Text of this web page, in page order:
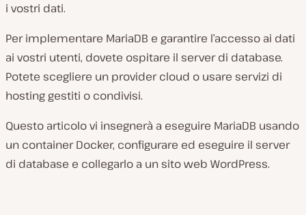
i vostri dati.
Per implementare MariaDB e garantire l’accesso ai dati
ai vostri utenti, dovete ospitare il server di database.
Potete scegliere un provider cloud o usare servizi di
hosting gestiti o condivisi.
Questo articolo vi insegnerà a eseguire MariaDB usando
un container Docker, configurare ed eseguire il server
di database e collegarlo a un sito web WordPress.